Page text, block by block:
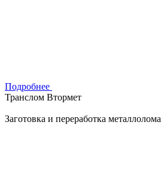
Подробнее
Транслом Втормет
Заготовка и переработка металлолома